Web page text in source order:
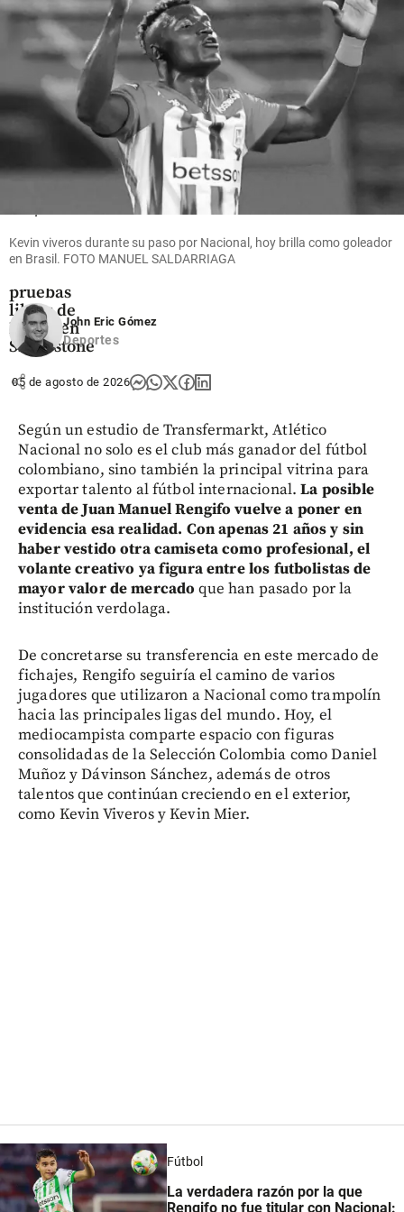
negocios
share
Oriente
antioqueño
share
Deportes
susto para
David
Alonso, se
pruebas
libres de
Moto2 en
Silverstone
share
Kevin viveros durante su paso por Nacional, hoy brilla como goleador
en Brasil. FOTO MANUEL SALDARRIAGA
John Eric Gómez
Deportes
05 de agosto de 2026
Según un estudio de Transfermarkt, Atlético
Nacional no solo es el club más ganador del fútbol
colombiano, sino también la principal vitrina para
exportar talento al fútbol internacional. La posible
venta de Juan Manuel Rengifo vuelve a poner en
evidencia esa realidad. Con apenas 21 años y sin
haber vestido otra camiseta como profesional, el
volante creativo ya figura entre los futbolistas de
mayor valor de mercadoque han pasado por la
institución verdolaga.
De concretarse su transferencia en este mercado de
fichajes, Rengifo seguiría el camino de varios
jugadores que utilizaron a Nacional como trampolín
hacia las principales ligas del mundo. Hoy, el
mediocampista comparte espacio con figuras
consolidadas de la Selección Colombia como Daniel
Muñoz y Dávinson Sánchez, además de otros
talentos que continúan creciendo en el exterior,
como Kevin Viveros y Kevin Mier.
Fútbol
La verdadera razón por la que
Rengifo no fue titular con Nacional: